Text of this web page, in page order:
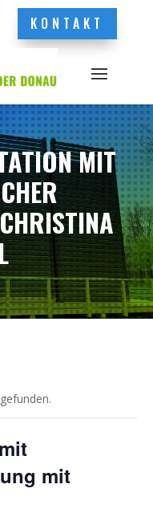
KONTAKT
MIT
mit